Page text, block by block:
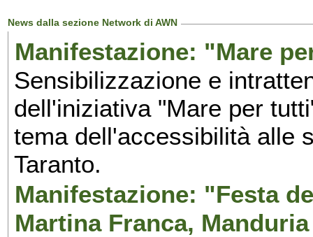
News dalla sezione Network di AWN
Manifestazione: "Mare
Sensibilizzazione e
dell'iniziativa "Mare per
tema dell'accessibilità alle
Taranto.
Manifestazione: "Festa
Martina Franca,